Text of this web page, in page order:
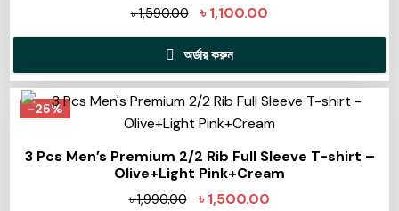
৳1,590.00 ৳1,100.00
অর্ডার করুন
-25%
3 Pcs Men’s Premium 2/2 Rib Full Sleeve T-shirt –
Olive+Light Pink+Cream
৳1,990.00 ৳1,500.00